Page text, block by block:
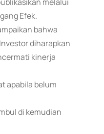
Efek.
bahwa
diharapkan
kinerja
apabila belum
di kemudian